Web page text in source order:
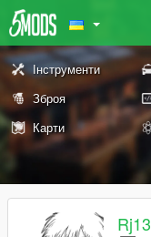
Інструменти
Зброя
Карти